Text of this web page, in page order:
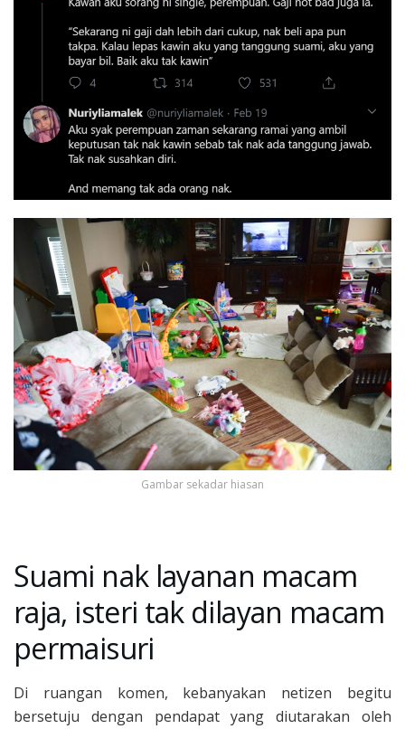
Gambar sekadar hiasan
Suami nak layanan macam
raja, isteri tak dilayan macam
permaisuri
Di ruangan komen, kebanyakan netizen begitu
bersetuju dengan pendapat yang diutarakan oleh